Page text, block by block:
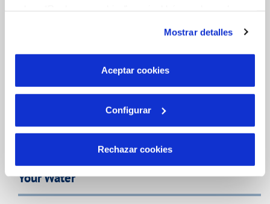
son indispensables para que el sitio web funcione y que
por tanto no se pueden desactivar. Puedes consultar
más información en nuestraPolítica de Cookies
Mostrar detalles
Aceptar cookies
Configurar
Rechazar cookies
ABOUT YOUR BILLING
SERVICE COMMITMENT
Your Water